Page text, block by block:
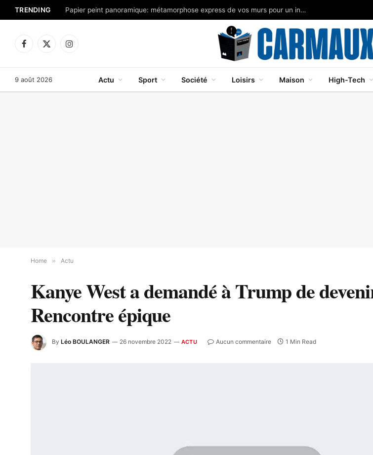
TRENDING Papier peint panoramique: métamorphose express de vos murs pour un intérieur moderne
Facebook
X
Instagram
9 août 2026 Actu Sport Société Loisirs Maison High-Tech
Home » Actu
Kanye West a demandé à Trump de
Rencontre épique
By Léo BOULANGER 26 novembre 2022 ACTU Aucun commentaire 1 Min Read